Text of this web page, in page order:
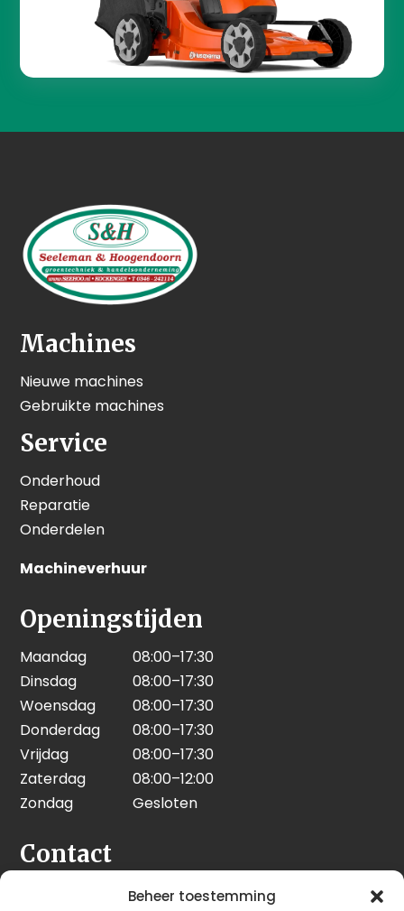
Beheer toestemming
Machines
Nieuwe machines
Gebruikte machines
Service
Onderhoud
Reparatie
Onderdelen
Machineverhuur
Openingstijden
Maandag
08:00–17:30
Dinsdag
08:00–17:30
Woensdag
08:00–17:30
Donderdag
08:00–17:30
Vrijdag
08:00–17:30
Zaterdag
08:00–12:00
Zondag
Gesloten
Contact
Seeleman & Hoogendoorn